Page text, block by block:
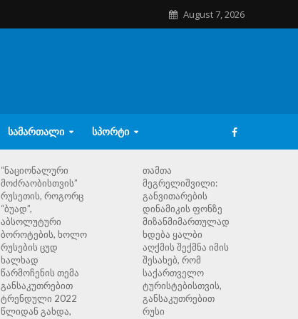
August 7, 2026
ᲡᲐᲛᲐᲠᲗᲐᲚᲘ ᲡᲞᲝᲠᲢᲘ
“ნაციონალური
მოძრაობისთვის”
რუსეთის, როგორც
“ბუად”,
აბსოლუტური
ბოროტების, ხოლო
რუსების ცუდ
ხალხად
წარმოჩენის თემა
განსაკუთრებით
ტრენდული 2022
წლიდან გახდა,
თამთა
მეგრელიშვილი:
განვითარების
დინამიკის ფონზე
მიზანმიმართულად
ხდება ყალბი
აღქმის შექმნა იმის
შესახებ, რომ
საქართველო
ტურისტებისთვის,
განსაკუთრებით
რუსი